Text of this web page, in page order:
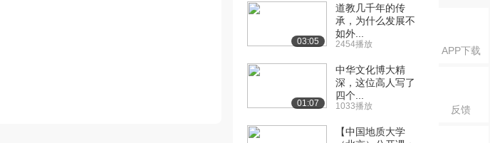
APP下载
反馈
03:05
道教几千年的传
承，为什么发展不
如外...
2454播放
01:07
中华文化博大精
深，这位高人写了
四个...
1033播放
【中国地质大学